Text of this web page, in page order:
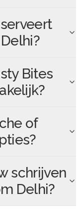
?
Bites
of
schrijven
Delhi?